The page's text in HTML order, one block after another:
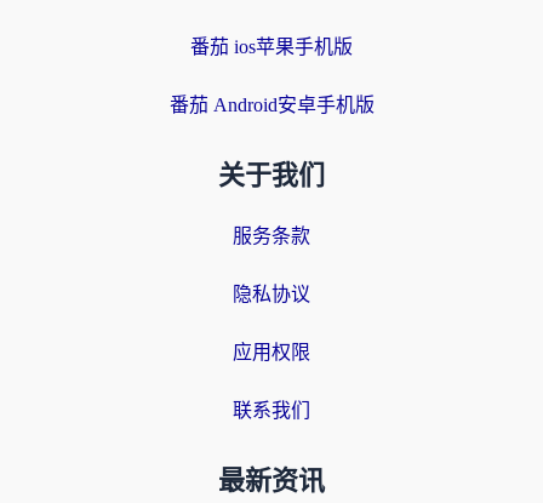
番茄 ios苹果手机版
番茄 Android安卓手机版
关于我们
服务条款
隐私协议
应用权限
联系我们
最新资讯